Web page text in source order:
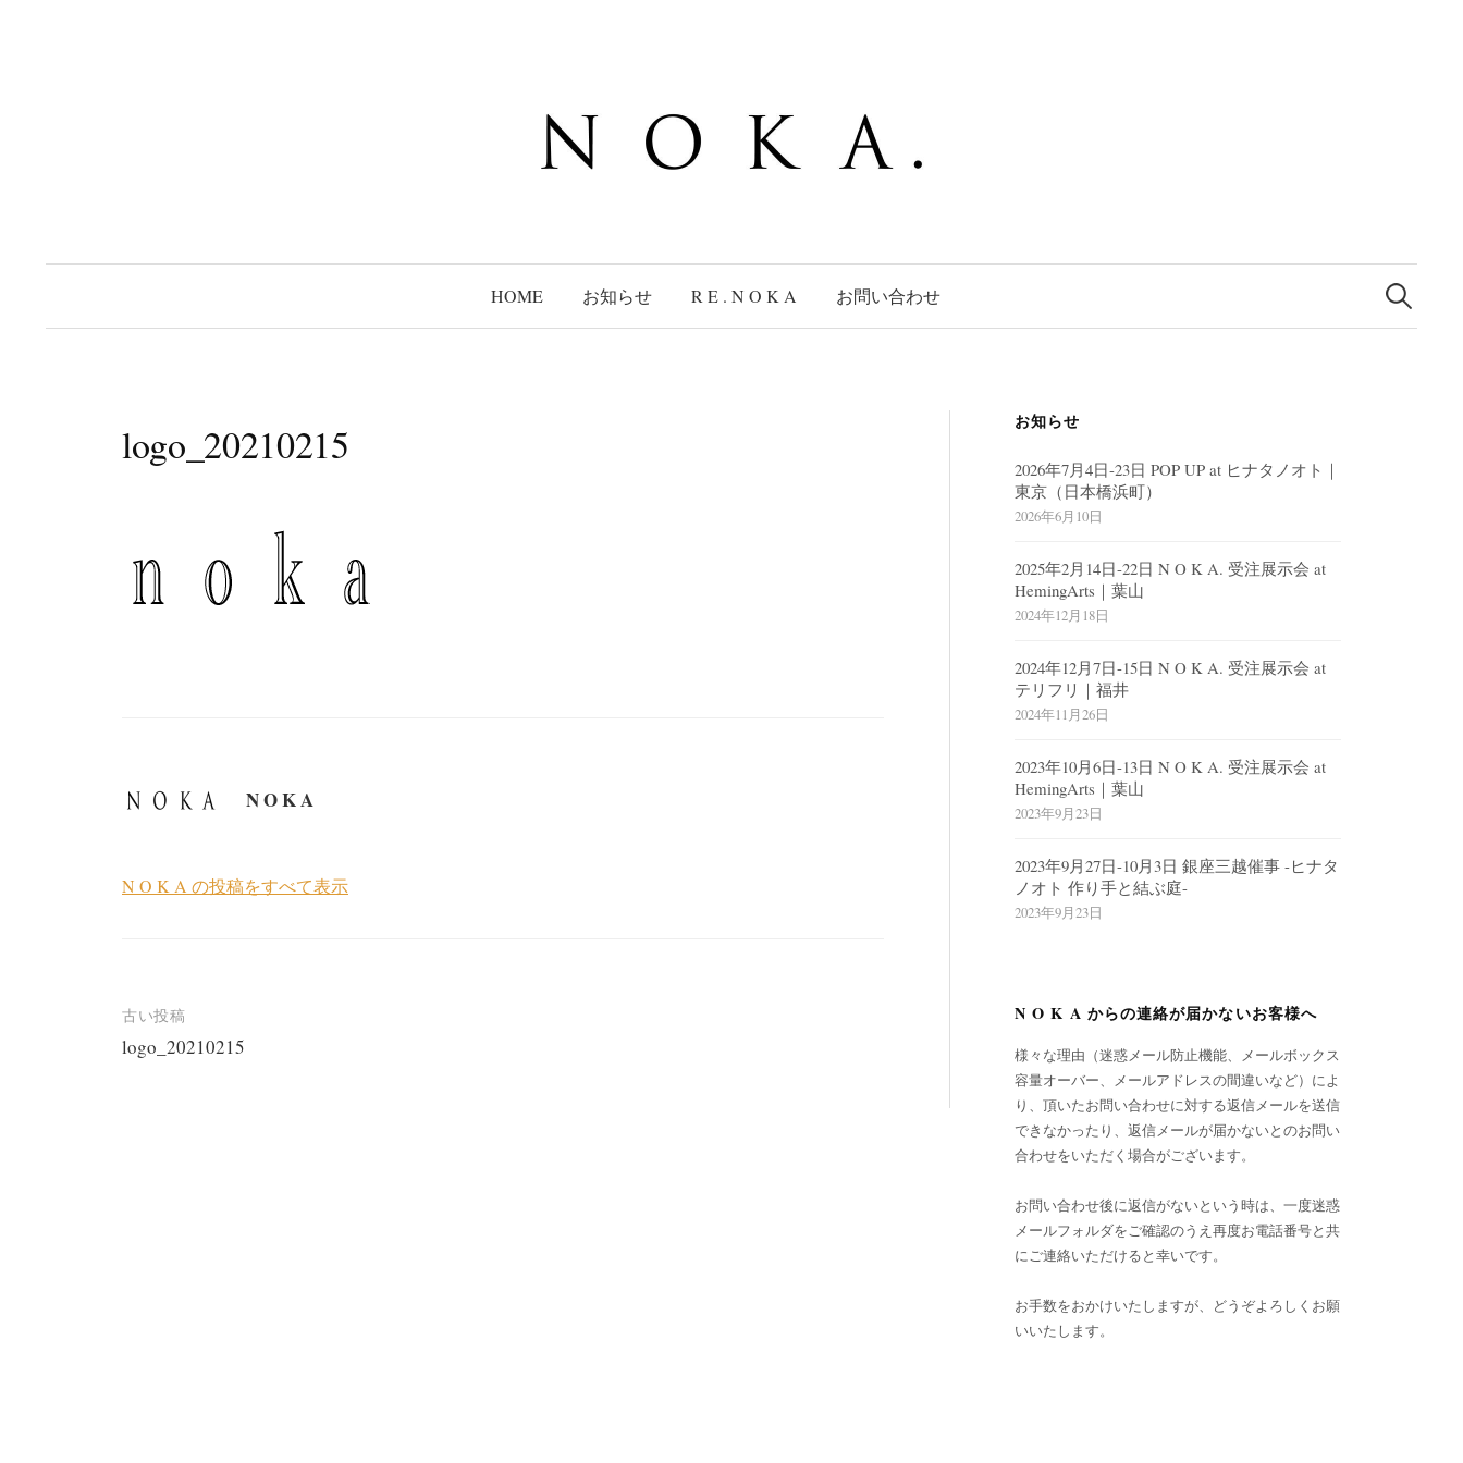
ッ
HOME お知らせ R E . N O K A お問い合わせ
検
索:
logo_20210215
N O K A
N O K A の投稿をすべて表示
投
稿
古い投稿
logo_20210215
お知らせ
2026年7月4日-23日 POP UP at ヒナタノオト｜
東京（日本橋浜町）
2026年6月10日
2025年2月14日-22日 N O K A. 受注展示会 at
HemingArts｜葉山
2024年12月18日
2024年12月7日-15日 N O K A. 受注展示会 at
テリフリ｜福井
2024年11月26日
2023年10月6日-13日 N O K A. 受注展示会 at
HemingArts｜葉山
2023年9月23日
2023年9月27日-10月3日 銀座三越催事 -ヒナタ
ノオト 作り手と結ぶ庭-
2023年9月23日
N O K A からの連絡が届かないお客様へ
様々な理由（迷惑メール防止機能、メールボックス
容量オーバー、メールアドレスの間違いなど）によ
り、頂いたお問い合わせに対する返信メールを送信
できなかったり、返信メールが届かないとのお問い
合わせをいただく場合がございます。
お問い合わせ後に返信がないという時は、一度迷惑
メールフォルダをご確認のうえ再度お電話番号と共
にご連絡いただけると幸いです。
お手数をおかけいたしますが、どうぞよろしくお願
いいたします。